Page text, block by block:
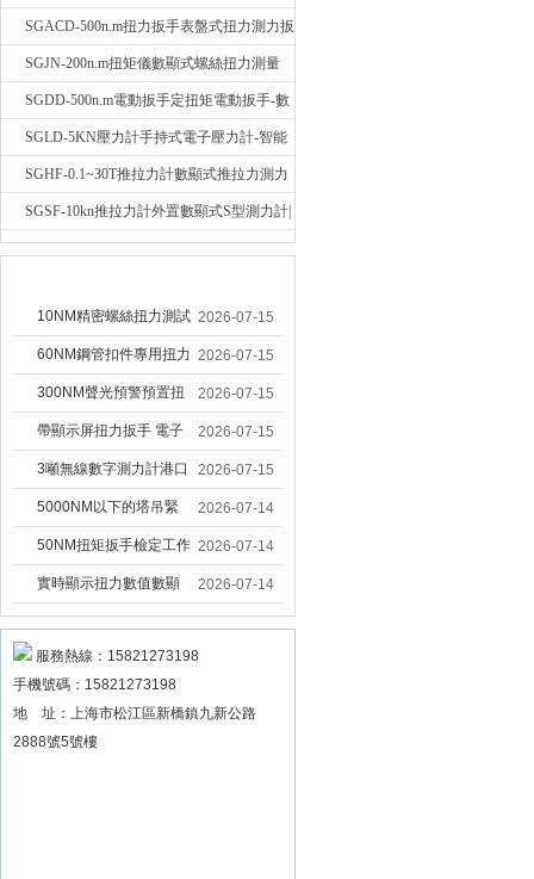
輻稱重壓力測力計
SGACD-500n.m扭力扳手表盤式扭力測力扳
手-表盤扭力矩檢測扳手
SGJN-200n.m扭矩儀數顯式螺絲扭力測量
儀-螺栓扭力矩測試儀
SGDD-500n.m電動扳手定扭矩電動扳手-數
顯式電動定扭力矩扳手
SGLD-5KN壓力計手持式電子壓力計-智能
電子式壓力測力計
SGHF-0.1~30T推拉力計數顯式推拉力測力
計-數字拉壓力雙向測力儀
SGSF-10kn推拉力計外置數顯式S型測力計|
手持連線式拉壓力計
10NM精密螺絲扭力測試
專用扭矩扳手,產線質檢
螺絲扭力專用扳手廠家
2026-07-15
60NM鋼管扣件專用扭力
扳手 腳手架扭力檢測扳
手 工地扣件扭矩扳手品
牌
2026-07-15
300NM聲光預警預置扭
力扳手 工業緊固專用數
顯扭力工具廠家
2026-07-15
帶顯示屏扭力扳手 電子
數顯扭力扳手 20NM精
準可調力矩扳手品牌
2026-07-15
3噸無線數字測力計港口
吊裝專用
2026-07-15
5000NM以下的塔吊緊
固大扭力電動扳手 塔機
安裝電動扳手廠家
2026-07-14
50NM扭矩扳手檢定工作
臺 高精度扭力校準設備
扳手精度檢定設備廠家
2026-07-14
實時顯示扭力數值數顯
扭力扳手 工業數顯扭力
扳手數據可顯示品牌
2026-07-14
服務熱線：15821273198
手機號碼：15821273198
地 址：上海市松江區新橋鎮九新公路
2888號5號樓